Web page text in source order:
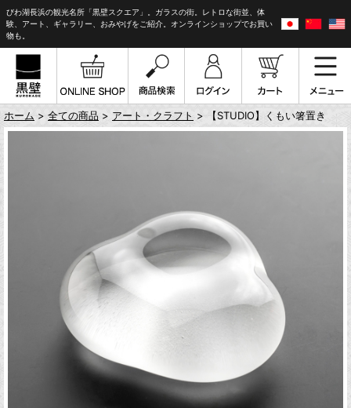
びわ湖長浜の観光名所「黒壁スクエア」。ガラスの街。レトロな街並、体
験、アート、ギャラリー、おみやげをご紹介。オンラインショップでお買い
物も。
ホーム > 全ての商品 > アート・クラフト > 【STUDIO】くもい箸置き